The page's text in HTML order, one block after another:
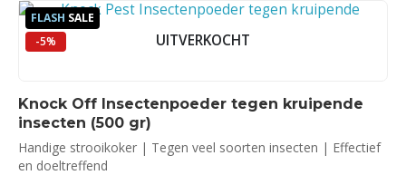
FLASH SALE
-5%
UITVERKOCHT
Knock Off Insectenpoeder tegen kruipende
insecten (500 gr)
Handige strooikoker | Tegen veel soorten insecten | Effectief
en doeltreffend